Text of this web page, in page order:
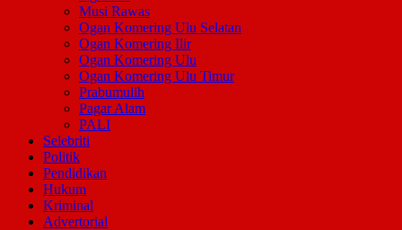
Musi Rawas
Ogan Komering Ulu Selatan
Ogan Komering Ilir
Ogan Komering Ulu
Ogan Komering Ulu Timur
Prabumulih
Pagar Alam
PALI
Selebriti
Politik
Pendidikan
Hukum
Kriminal
Advertorial